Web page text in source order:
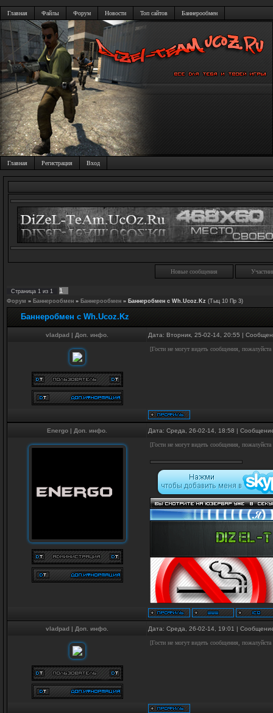
Главная Файлы Форум Новости Топ сайтов Баннерообмен
Главная Регистрация Вход
Новые сообщения
Страница 1 из 1 1
Форум » Баннерообмен » Баннерообмен » Баннеробмен с Wh.Ucoz.Kz (Тыц 10 Пр 3)
Баннеробмен с Wh.Ucoz.Kz
vladpad | Доп. инфо. Дата: Вторник, 25-02-14, 20:55 |
[Гости не могут видеть сообщения, пожалуйста
Energo | Доп. инфо. Дата: Среда, 26-02-14, 18:58 |
[Гости не могут видеть сообщения, пожалуйста
vladpad | Доп. инфо. Дата: Среда, 26-02-14, 19:01 |
[Гости не могут видеть сообщения, пожалуйста